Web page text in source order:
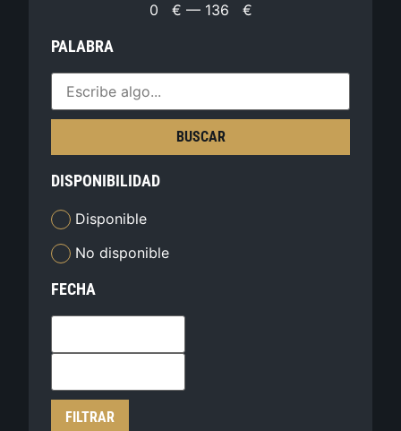
0 € — 136 €
PALABRA
BUSCAR
DISPONIBILIDAD
Disponible
No disponible
FECHA
FILTRAR